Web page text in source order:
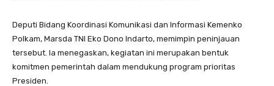
Deputi Bidang Koordinasi Komunikasi dan Informasi Kemenko
Polkam, Marsda TNI Eko Dono Indarto, memimpin peninjauan
tersebut. Ia menegaskan, kegiatan ini merupakan bentuk
komitmen pemerintah dalam mendukung program prioritas
Presiden.